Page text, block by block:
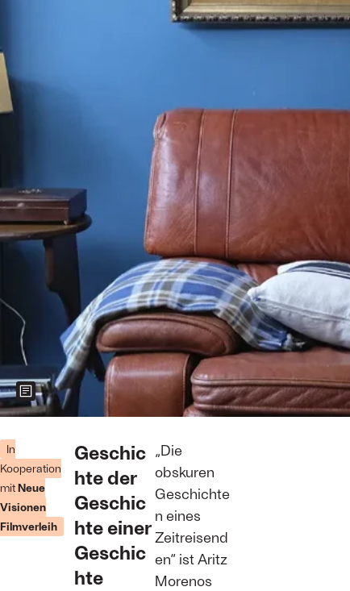
In
Kooperation
mitNeue
Visionen
Filmverleih
Geschic
hte der
Geschic
hte einer
Geschic
hte
„Die
obskuren
Geschichte
n eines
Zeitreisend
en“ ist Aritz
Morenos
Zeigt weitere Informationen zum Bild
Emilio (Quim
Gutiérrez) hat
den einen
oder anderen
Abgrund zu
Foto: David